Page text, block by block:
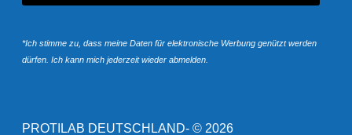
*Ichstimmezu, dass meine Daten für elektronische Werbung genütztwerden
dürfen.Ich kann mich jederzeitwieder abmelden.
PROTILAB DEUTSCHLAND- © 2026